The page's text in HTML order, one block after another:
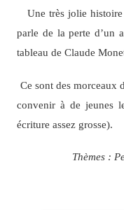
Une très jolie
parle de la perte d’un
tableau de Claude
Ce sont des morceaux
convenir à de jeunes
écriture assez grosse).
Thèmes :